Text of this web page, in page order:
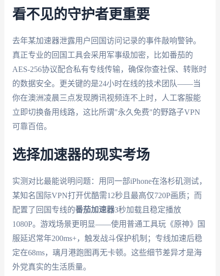
看不见的守护者更重要
去年某加速器泄露用户回国访问记录的事件敲响警钟。
真正专业的回国工具会采用军事级加密，比如番茄的
AES-256协议配合私有专线传输，确保你查社保、转账时
的数据安全。更关键的是24小时在线的技术团队——当
你在澳洲凌晨三点发现腾讯视频连不上时，人工客服能
立即切换备用线路，这比所谓"永久免费"的野路子VPN
可靠百倍。
选择加速器的现实考场
实测对比最能说明问题：用同一部iPhone在洛杉矶测试，
某知名国际VPN打开优酷需12秒且最高仅720P画质；而
配置了回国专线的番茄加速器3秒加载且稳定播放
1080P。游戏场景更明显——使用普通工具玩《原神》国
服延迟常年200ms+，触发战斗保护机制；专线加速后稳
定在68ms，璃月港跑图再无卡顿。这些细节差异才是海
外党真实的生活质量。